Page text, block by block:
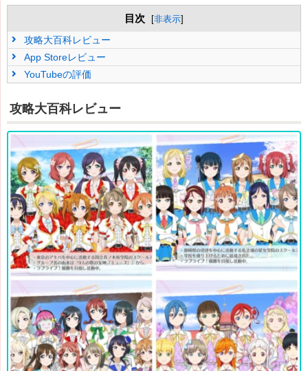
目次 [非表示]
攻略大百科レビュー
App Storeレビュー
YouTubeの評価
攻略大百科レビュー